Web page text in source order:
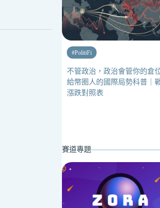
#PolitiFi
不管政治，政治會管你的倉
給幣圈人的國際局勢科普｜
漲跌對照表
賽道專題